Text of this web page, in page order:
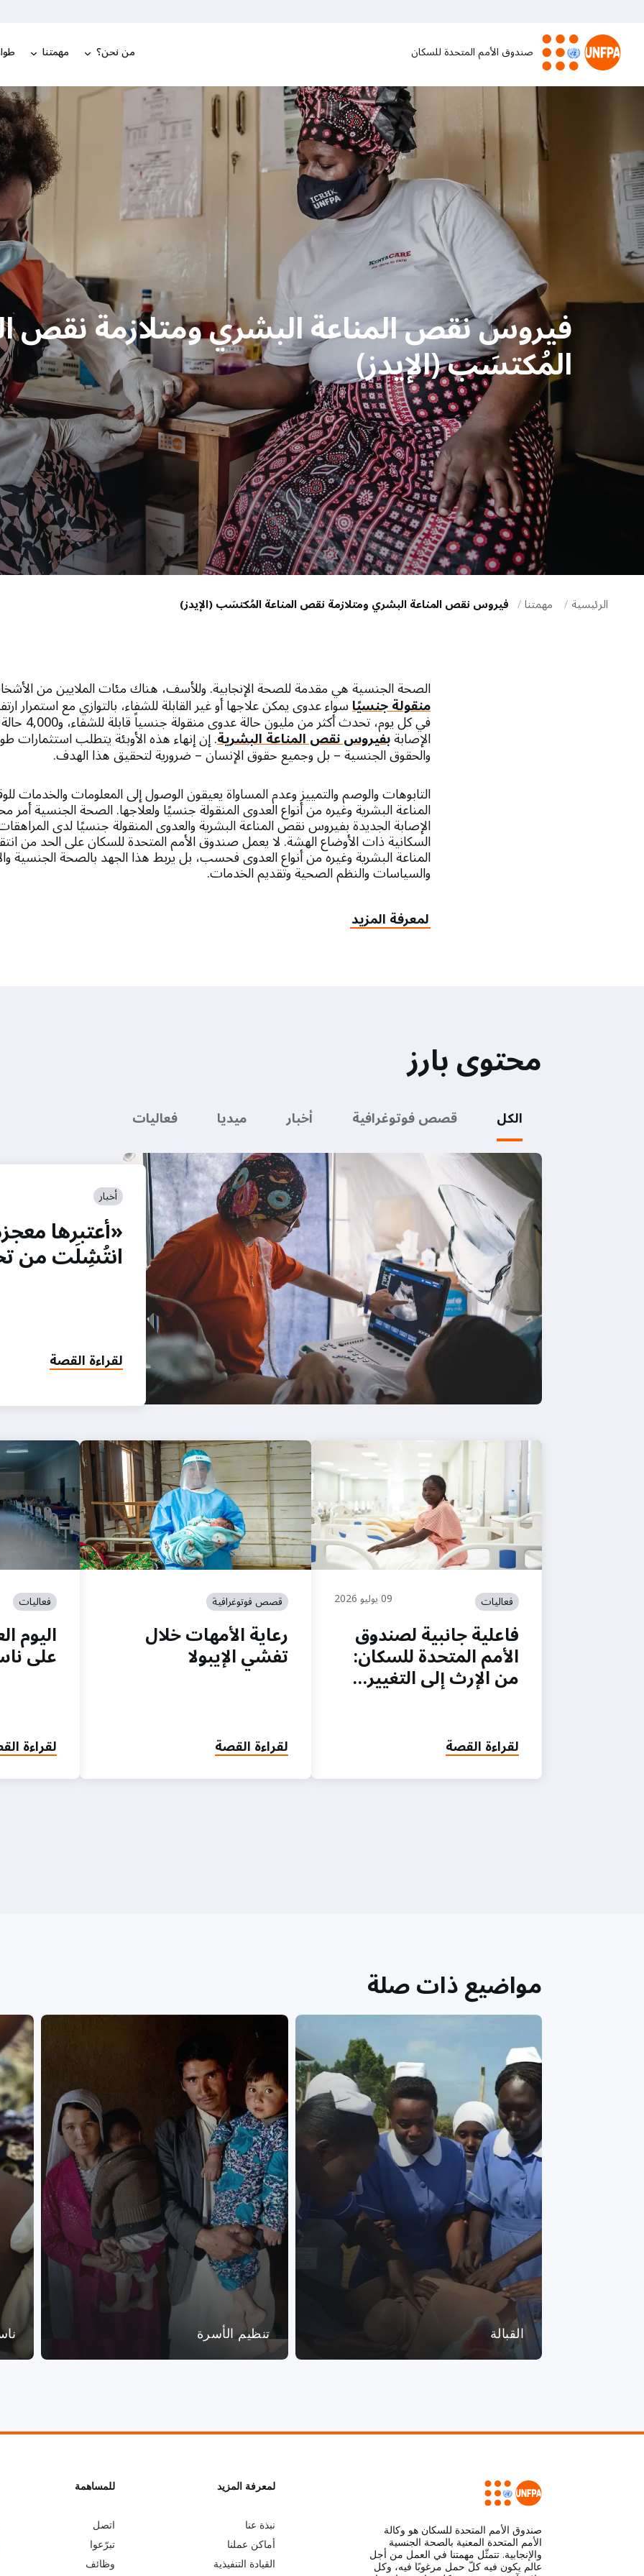
المحتوى
الرئيسي صندوق الأمم المتحدة للسكان من نحن؟ مهمتنا
M
a
i
n
n
a
v
i
g
a
t
i
n
فيروس نقص المناعة البشري ومتلازمة نقص
المُكتسَب (الإيدز)
الرئيسية مهمتنا فيروس نقص المناعة البشري ومتلازمة نقص المناعة المُكتسَب (الإيدز)
الصحة الجنسية هي مقدمة للصحة الإنجابية. وللأسف، هناك مئات الملايين من
منقولة جنسيًاسواء عدوى يمكن علاجها أو غير القابلة للشفاء، بالتوازي مع استمرار
في كل يوم،
الإصابةبفيروس نقص المناعة البشرية. إن إنهاء هذه الأوبئة يتطلب استثمارات
والحقوق الجنسية – بل وجميع حقوق الإنسان – ضرورية لتحقيق هذا الهدف.
التابوهات والوصم والتمييز وعدم المساواة يعيقون الوصول إلى المعلومات
المناعة البشرية وغيره من أنواع العدوى المنقولة جنسيًا ولعلاجها. الصحة الجنسية
الإصابة الجديدة بفيروس نقص المناعة البشرية والعدوى المنقولة جنسيًا لدى
السكانية ذات الأوضاع الهشة. لا يعمل صندوق الأمم المتحدة للسكان على الحد من
المناعة البشرية وغيره من أنواع العدوى فحسب، بل يربط هذا الجهد بالصحة الجنسية
والسياسات والنظم الصحية وتقديم الخدمات.
لمعرفة المزيد
محتوى بارز
الكل قصص فوتوغرافية أخبار ميديا فعاليات
أخبار
«أعتبرها
انتُشِلَت من
لقراءة القصة
فعاليات 09 يوليو 2026
فاعلية جانبية لصندوق
الأمم المتحدة للسكان:
من الإرث إلى التغيير…
لقراءة القصة
قصص فوتوغرافية
رعاية الأمهات خلال
تفشي الإيبولا
لقراءة القصة
فعاليات
اليوم
على
لقراءة
مواضيع ذات صلة
القبالة تنظيم الأسرة
صندوق الأمم المتحدة للسكان هو وكالة
الأمم المتحدة المعنية بالصحة الجنسية
والإنجابية. تتمثّل مهمتنا في العمل من أجل
عالم يكون فيه كلّ حمل مرغوبًا فيه، وكل
L
e
لمعرفة المزيد
نبذة عنا
أماكن عملنا
القيادة التنفيذية
G
o
للمساهمة
اتصل
تبرّعوا
وظائف